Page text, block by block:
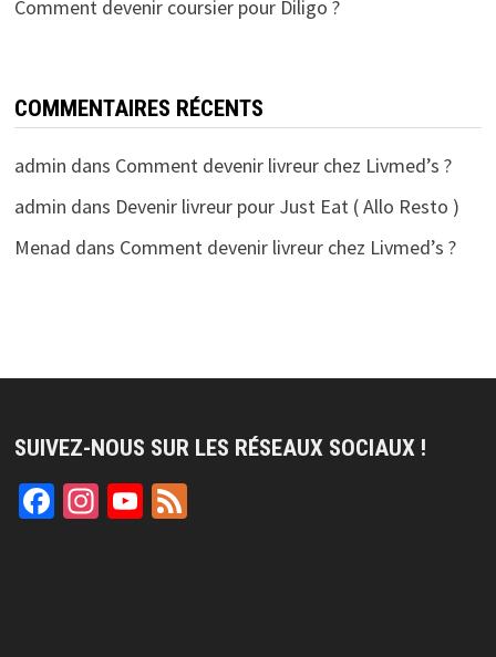
Comment devenir coursier pour Diligo ?
COMMENTAIRES RÉCENTS
admin dans Comment devenir livreur chez Livmed’s ?
admin dans Devenir livreur pour Just Eat ( Allo Resto )
Menad dans Comment devenir livreur chez Livmed’s ?
SUIVEZ-NOUS SUR LES RÉSEAUX SOCIAUX !
Facebook
Instagram
YouTube
Feed